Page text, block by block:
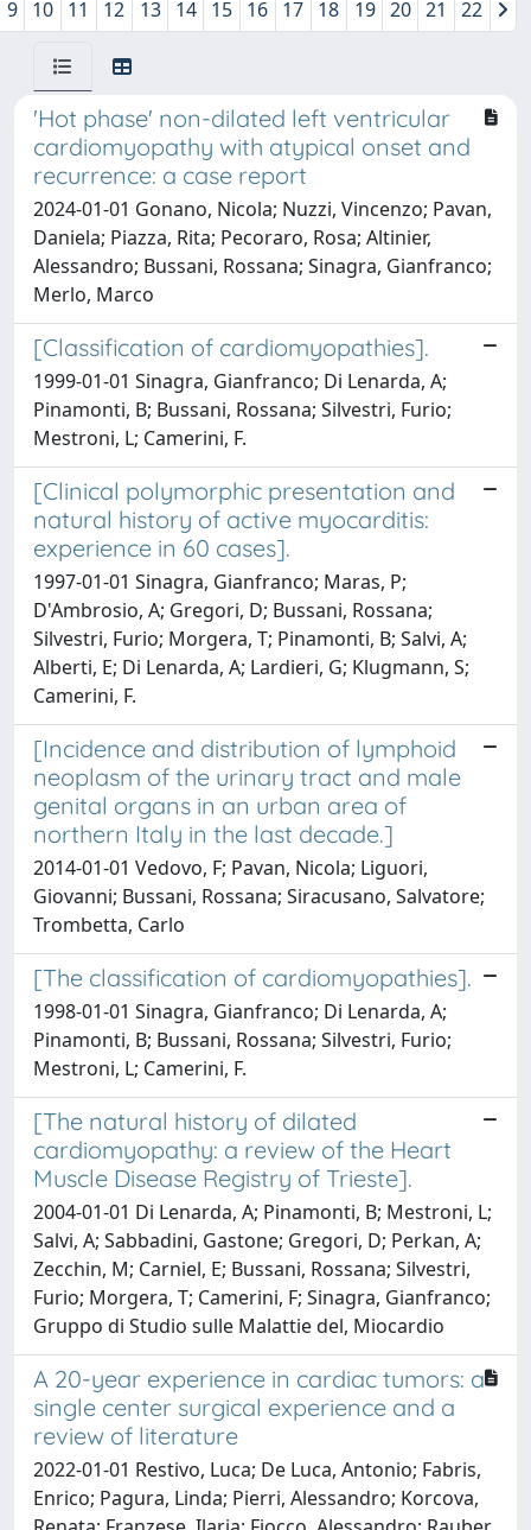
9
10 11 12 13 14 15 16 17 18 19 20 21 22
'Hot phase' non-dilated left ventricular
cardiomyopathy with atypical onset and
recurrence: a case report
2024-01-01 Gonano, Nicola; Nuzzi, Vincenzo; Pavan,
Daniela; Piazza, Rita; Pecoraro, Rosa; Altinier,
Alessandro; Bussani, Rossana; Sinagra, Gianfranco;
Merlo, Marco
[Classification of cardiomyopathies].
1999-01-01 Sinagra, Gianfranco; Di Lenarda, A;
Pinamonti, B; Bussani, Rossana; Silvestri, Furio;
Mestroni, L; Camerini, F.
[Clinical polymorphic presentation and
natural history of active myocarditis:
experience in 60 cases].
1997-01-01 Sinagra, Gianfranco; Maras, P;
D'Ambrosio, A; Gregori, D; Bussani, Rossana;
Silvestri, Furio; Morgera, T; Pinamonti, B; Salvi, A;
Alberti, E; Di Lenarda, A; Lardieri, G; Klugmann, S;
Camerini, F.
[Incidence and distribution of lymphoid
neoplasm of the urinary tract and male
genital organs in an urban area of
northern Italy in the last decade.]
2014-01-01 Vedovo, F; Pavan, Nicola; Liguori,
Giovanni; Bussani, Rossana; Siracusano, Salvatore;
Trombetta, Carlo
[The classification of cardiomyopathies].
1998-01-01 Sinagra, Gianfranco; Di Lenarda, A;
Pinamonti, B; Bussani, Rossana; Silvestri, Furio;
Mestroni, L; Camerini, F.
[The natural history of dilated
cardiomyopathy: a review of the Heart
Muscle Disease Registry of Trieste].
2004-01-01 Di Lenarda, A; Pinamonti, B; Mestroni, L;
Salvi, A; Sabbadini, Gastone; Gregori, D; Perkan, A;
Zecchin, M; Carniel, E; Bussani, Rossana; Silvestri,
Furio; Morgera, T; Camerini, F; Sinagra, Gianfranco;
Gruppo di Studio sulle Malattie del, Miocardio
A 20-year experience in cardiac tumors: a
single center surgical experience and a
review of literature
2022-01-01 Restivo, Luca; De Luca, Antonio; Fabris,
Enrico; Pagura, Linda; Pierri, Alessandro; Korcova,